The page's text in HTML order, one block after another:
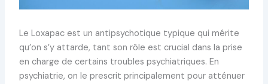
Le Loxapac est un antipsychotique typique qui mérite
qu’on s’y attarde, tant son rôle est crucial dans la prise
en charge de certains troubles psychiatriques. En
psychiatrie, on le prescrit principalement pour atténuer